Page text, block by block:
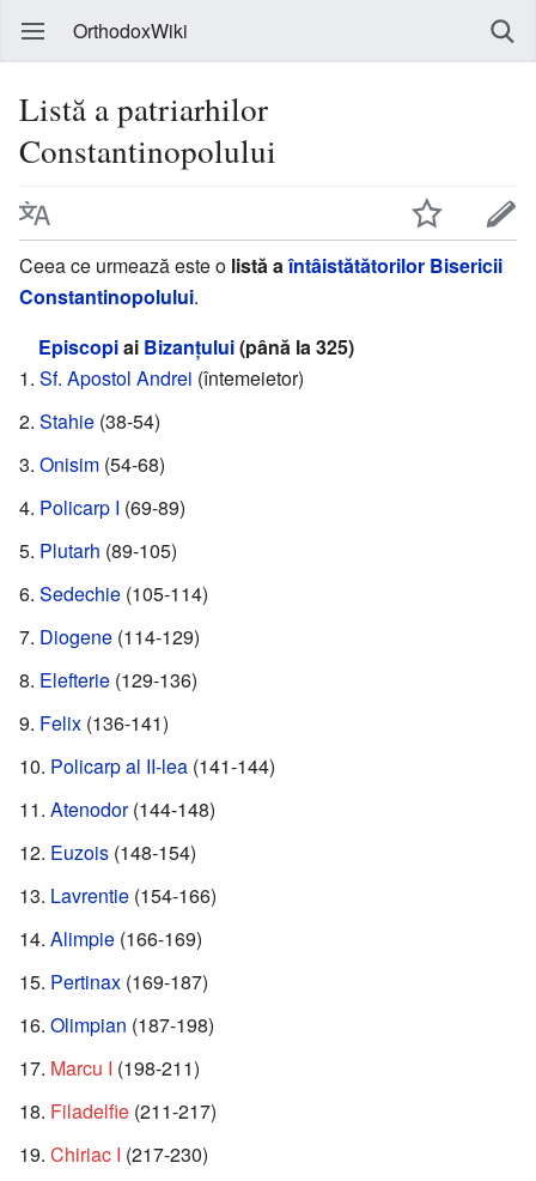
OrthodoxWiki
Listă a patriarhilor
Constantinopolului
Ceea ce urmează este o listă aîntâistătătorilor Bisericii
Constantinopolului.
Episcopiai Bizanțului(până la 325)
Sf. Apostol Andrei (întemeietor)
Stahie (38-54)
Onisim (54-68)
Policarp I (69-89)
Plutarh (89-105)
Sedechie (105-114)
Diogene (114-129)
Elefterie (129-136)
Felix (136-141)
Policarp al II-lea (141-144)
Atenodor(144-148)
Euzois (148-154)
Lavrentie (154-166)
Alimpie (166-169)
Pertinax (169-187)
Olimpian (187-198)
Marcu I (198-211)
Filadelfie (211-217)
Chiriac I (217-230)